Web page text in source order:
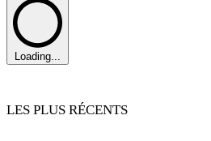
Loading...
LES PLUS RÉCENTS